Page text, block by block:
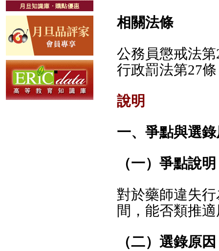
相關法條
公務員懲戒法
行政罰法第27條
說明
一、爭點與選
（一）爭點說明
對於藥師違失
間，能否類推
（二）選錄原因